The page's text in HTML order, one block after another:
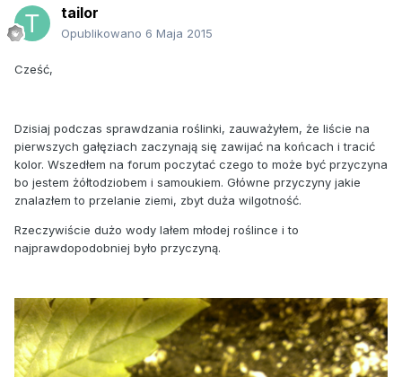
tailor
Opublikowano 6 Maja 2015
Cześć,
Dzisiaj podczas sprawdzania roślinki, zauważyłem, że liście na
pierwszych gałęziach zaczynają się zawijać na końcach i tracić
kolor. Wszedłem na forum poczytać czego to może być przyczyna
bo jestem żółtodziobem i samoukiem. Główne przyczyny jakie
znalazłem to przelanie ziemi, zbyt duża wilgotność.
Rzeczywiście dużo wody lałem młodej roślince i to
najprawdopodobniej było przyczyną.